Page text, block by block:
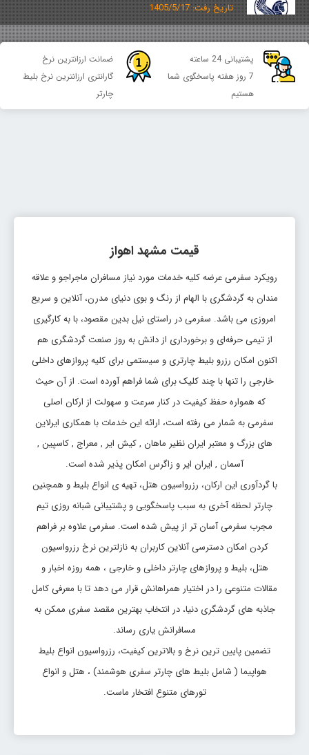
تاریخ رفت: 1405/5/17
مشهد
MHD
اهواز
AWZ
قیمت:
30,162,200 ریال
بلیط مشهد اهواز
تاریخ رفت: 1405/5/17
مشهد
اهواز
MHD
AWZ
36,461,000 ریال
تاریخ رفت: 1405/5/18
مشهد
اهواز
قیمت:
36,461,000 ریال
بلیط مشهد اهواز
مشهد
MHD
اهواز
AWZ
قیمت:
40,299,000 ریال
بلیط مشهد اهواز
تاریخ رفت: 1405/5/20
مشهد
MHD
اهواز
AWZ
قیمت:
40,299,000 ریال
بلیط مشهد اهواز
تاریخ رفت: 1405/5/17
مشهد
MHD
اهواز
AWZ
قیمت:
40,840,000 ریال
بلیط مشهد اهواز
تاریخ رفت: 1405/5/19
MHD
AWZ
43,160,300 ریال
پشتیبانی 24 ساعته
7 روز هفته پاسخگوی شما
هستیم
ضمانت ارزانترین نرخ
گارانتری ارزانترین نرخ بلیط
چارتر
قیمت مشهد اهواز
رویکرد سفرمی عرضه کلیه خدمات مورد نیاز مسافران ماجراجو و علاقه
مندان به گردشگری با الهام از رنگ و بوی دنیای مدرن، آنلاین و سریع
امروزی می باشد. سفرمی در راستای نیل بدین مقصود، با به کارگیری
از تیمی حرفه‌ای و برخورداری از دانش به روز صنعت گردشگری هم
اکنون امکان رزرو بلیط چارتری و سیستمی برای کلیه پروازهای داخلی
خارجی را تنها با چند کلیک برای شما فراهم آورده است. از آن حیث
که همواره حفظ کیفیت در کنار سرعت و سهولت از ارکان اصلی
سفرمی به شمار می رفته است، ارائه این خدمات با همکاری ایرلاین
های بزرگ و معتبر ایران نظیر ماهان , کیش ایر , معراج , کاسپین ,
آسمان , ایران ایر و زاگرس امکان پذیر شده است.
با گردآوری این ارکان، رزرواسیون هتل، تهیه ی انواع بلیط و همچنین
چارتر لحظه آخری به سبب پاسخگویی و پشتیبانی شبانه روزی تیم
مجرب سفرمی آسان تر از پیش شده است. سفرمی علاوه بر فراهم
کردن امکان دسترسی آنلاین کاربران به نازلترین نرخ رزرواسیون
هتل، بلیط و پروازهای چارتر داخلی و خارجی ، همه روزه اخبار و
مقالات متنوعی را در اختیار همراهانش قرار می دهد تا با معرفی کامل
جاذبه های گردشگری دنیا، در انتخاب بهترین مقصد سفری ممکن به
مسافرانش یاری رساند.
تضمین پایین ترین نرخ و بالاترین کیفیت، رزرواسیون انواع بلیط
هواپیما ( شامل بلیط های چارتر سفری هوشمند) ، هتل و انواع
تورهای متنوع افتخار ماست.